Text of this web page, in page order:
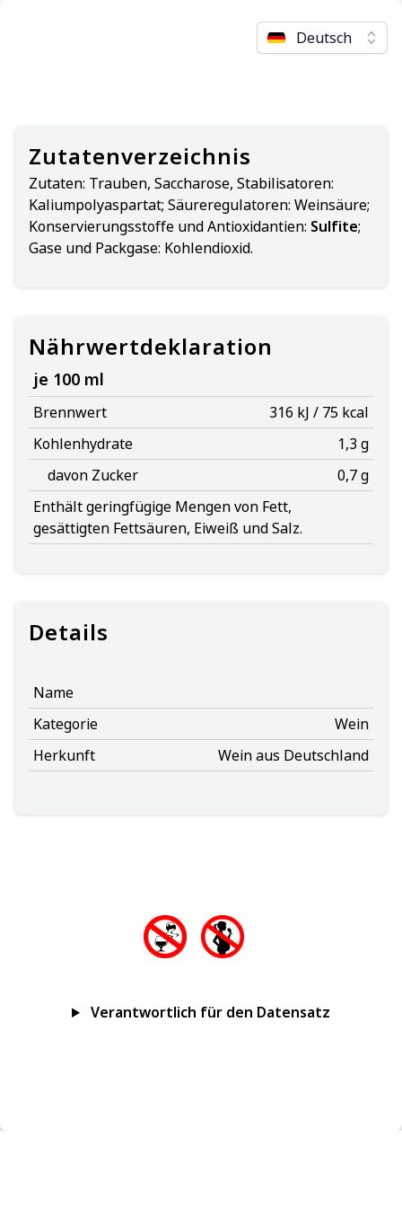
Deutsch
Zutatenverzeichnis
Zutaten: Trauben, Saccharose, Stabilisatoren:
Kaliumpolyaspartat; Säureregulatoren: Weinsäure;
Konservierungsstoffe und Antioxidantien: Sulfite;
Gase und Packgase: Kohlendioxid.
Nährwertdeklaration
je 100 ml
Brennwert
316 kJ / 75 kcal
Kohlenhydrate
1,3 g
davon Zucker
0,7 g
Enthält geringfügige Mengen von Fett,
gesättigten Fettsäuren, Eiweiß und Salz.
Details
Name
Kategorie
Wein
Herkunft
Wein aus Deutschland
Verantwortlich für den Datensatz